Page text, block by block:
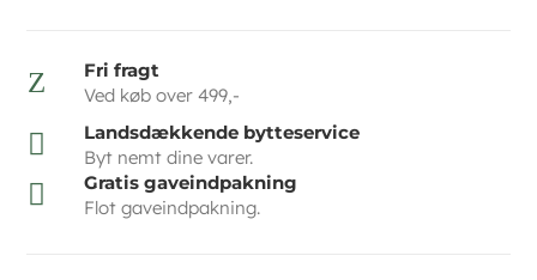
Z
Fri fragt
Ved køb over 499,-

Landsdækkende bytteservice
Byt nemt dine varer.

Gratis gaveindpakning
Flot gaveindpakning.